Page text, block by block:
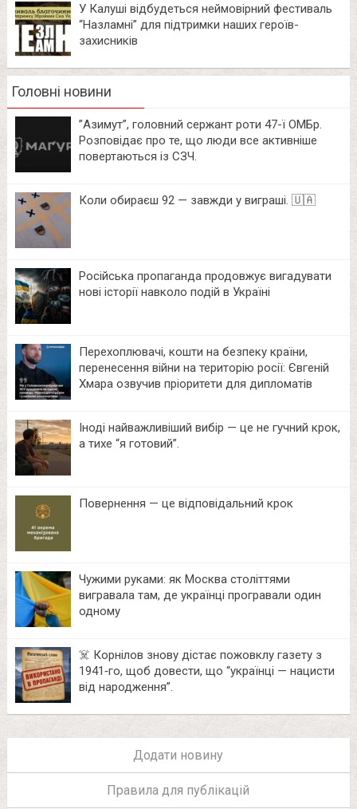
У Калуші відбудеться неймовірний фестиваль
“Назламні” для підтримки наших героїв-
захисників
Головні новини
⁨”Азимут”, головний сержант роти 47-ї ОМБр.
Розповідає про те, що люди все активніше
повертаються із СЗЧ.
Коли обираєш 92 — завжди у виграші. 🇺🇦
Російська пропаганда продовжує вигадувати
нові історії навколо подій в Україні
Перехоплювачі, кошти на безпеку країни,
перенесення війни на територію росії: Євгеній
Хмара озвучив пріоритети для дипломатів
Іноді найважливіший вибір — це не гучний крок,
а тихе “я готовий”.
Повернення — це відповідальний крок
Чужими руками: як Москва століттями
вигравала там, де українці програвали один
одному
☠️ Корнілов знову дістає пожовклу газету з
1941‑го, щоб довести, що “українці — нацисти
від народження”.
Додати новину
Правила для публікацій